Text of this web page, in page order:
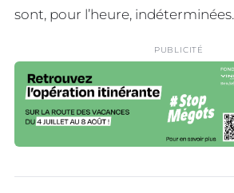
sont, pour l’heure, indéterminées.
PUBLICITÉ